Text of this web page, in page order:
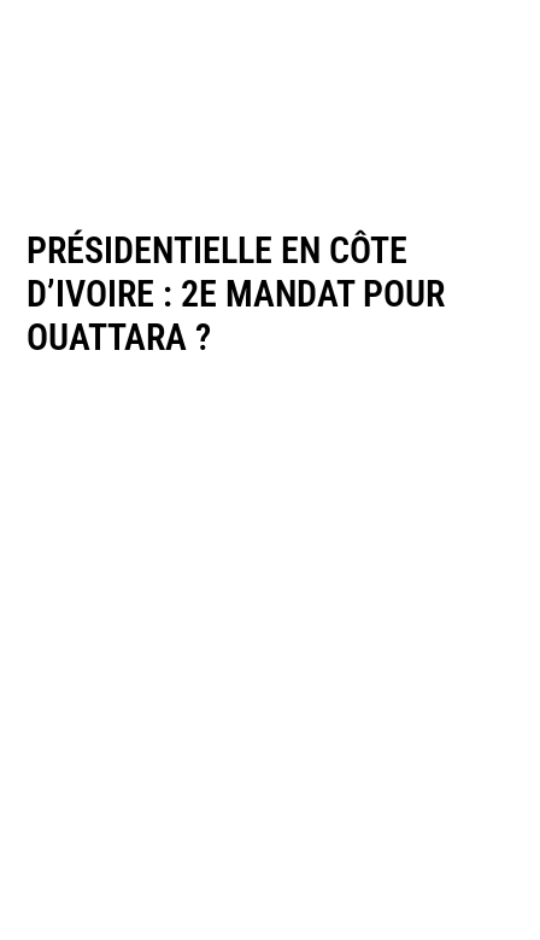
PRÉSIDENTIELLE EN CÔTE
D’IVOIRE : 2E MANDAT POUR
OUATTARA ?